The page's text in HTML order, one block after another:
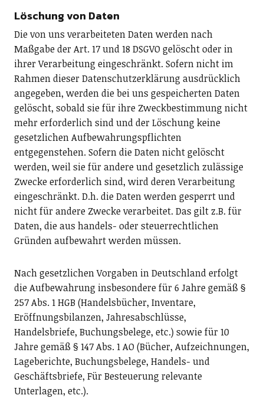
Löschung von Daten
Die von uns verarbeiteten Daten werden nach
Maßgabe der Art. 17 und 18 DSGVO gelöscht oder in
ihrer Verarbeitung eingeschränkt. Sofern nicht im
Rahmen dieser Datenschutzerklärung ausdrücklich
angegeben, werden die bei uns gespeicherten Daten
gelöscht, sobald sie für ihre Zweckbestimmung nicht
mehr erforderlich sind und der Löschung keine
gesetzlichen Aufbewahrungspflichten
entgegenstehen. Sofern die Daten nicht gelöscht
werden, weil sie für andere und gesetzlich zulässige
Zwecke erforderlich sind, wird deren Verarbeitung
eingeschränkt. D.h. die Daten werden gesperrt und
nicht für andere Zwecke verarbeitet. Das gilt z.B. für
Daten, die aus handels- oder steuerrechtlichen
Gründen aufbewahrt werden müssen.
Nach gesetzlichen Vorgaben in Deutschland erfolgt
die Aufbewahrung insbesondere für 6 Jahre gemäß §
257 Abs. 1 HGB (Handelsbücher, Inventare,
Eröffnungsbilanzen, Jahresabschlüsse,
Handelsbriefe, Buchungsbelege, etc.) sowie für 10
Jahre gemäß § 147 Abs. 1 AO (Bücher, Aufzeichnungen,
Lageberichte, Buchungsbelege, Handels- und
Geschäftsbriefe, Für Besteuerung relevante
Unterlagen, etc.).